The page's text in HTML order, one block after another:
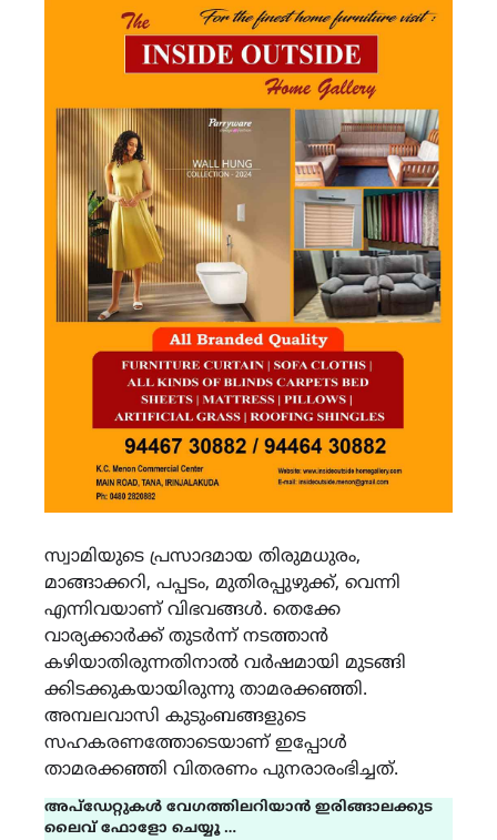
സ്വാമിയുടെ പ്രസാദമായ തിരുമധുരം,
മാങ്ങാക്കറി, പപ്പടം, മുതിരപ്പുഴുക്ക്, വെന്നി
എന്നിവയാണ് വിഭവങ്ങള്‍. തെക്കേ
വാര്യക്കാര്‍ക്ക് തുടര്‍ന്ന് നടത്താന്‍
കഴിയാതിരുന്നതിനാല്‍ വര്‍ഷമായി മുടങ്ങി
ക്കിടക്കുകയായിരുന്നു താമരക്കഞ്ഞി.
അമ്പലവാസി കുടുംബങ്ങളുടെ
സഹകരണത്തോടെയാണ് ഇപ്പോൾ
താമരക്കഞ്ഞി വിതരണം പുനരാരംഭിച്ചത്.
അപ്ഡേറ്റുകൾ വേഗത്തിലറിയാൻ ഇരിങ്ങാലക്കുട
ലൈവ് ഫോളോ ചെയ്യൂ …